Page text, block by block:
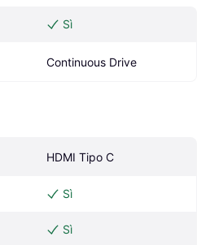
Sì
Continuous Drive
HDMI Tipo C
Sì
Sì